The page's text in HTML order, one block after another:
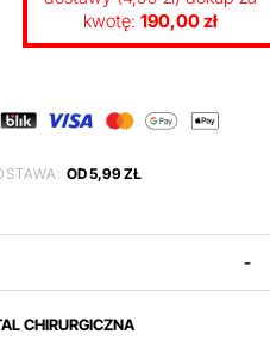
kwotę: 190,00 zł
OD 5,99 ZŁ
-
CHIRURGICZNA